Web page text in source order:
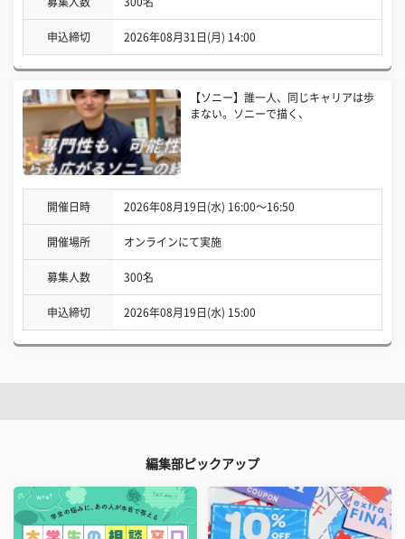
申込締切 2026年08月31日(月) 14:00
【ソニー】誰一人、同じキャリアは歩
まない。ソニーで描く、
開催日時 2026年08月19日(水) 16:00〜16:50
開催場所 オンラインにて実施
募集人数 300名
申込締切 2026年08月19日(水) 15:00
編集部ピックアップ